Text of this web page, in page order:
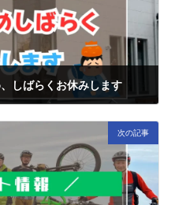
しばらくお休みします
次の記事